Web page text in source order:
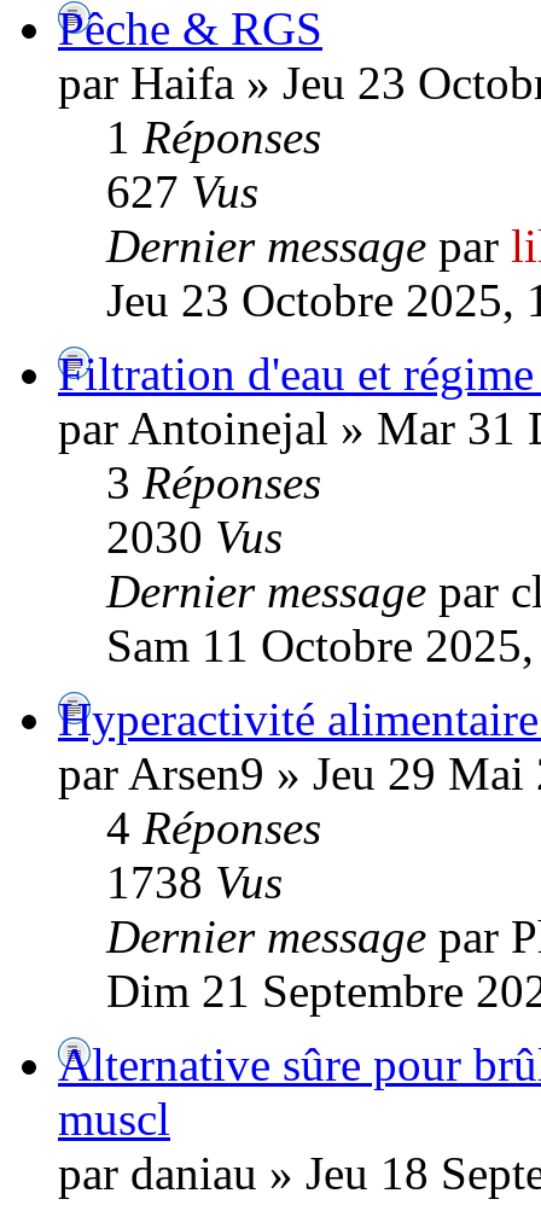
Pêche & RGS
par Haifa » Jeu 23
1 Réponses
627 Vus
Dernier message par
Jeu 23 Octobre 2025,
Filtration d'eau et
par Antoinejal » Mar 31
3 Réponses
2030 Vus
Dernier message par
Sam 11 Octobre
Hyperactivité
par Arsen9 » Jeu 29
4 Réponses
1738 Vus
Dernier message par
Dim 21 Septembre
Alternative sûre pour
muscl
par daniau » Jeu 18